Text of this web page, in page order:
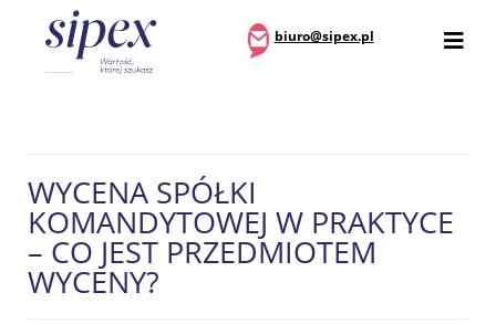
biuro@sipex.pl
WYCENA SPÓŁKI
KOMANDYTOWEJ W PRAKTYCE
– CO JEST PRZEDMIOTEM
WYCENY?